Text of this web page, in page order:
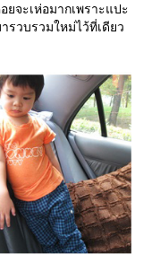
ยจะเห่อมากเพราะแปะ
รวบรวมใหม่ไว้ที่เดียว